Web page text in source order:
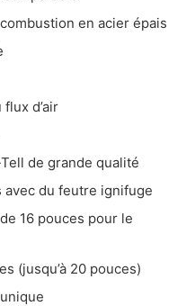
en acier épais
d’air
de grande qualité
du feutre ignifuge
16 pouces pour le
(jusqu’à 20 pouces)